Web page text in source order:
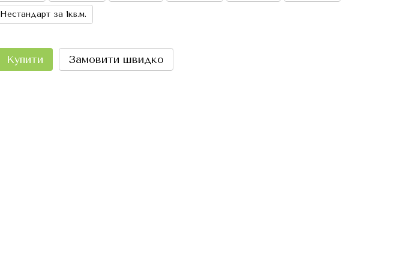
Нестандарт за 1кв.м.
Купити Замовити швидко